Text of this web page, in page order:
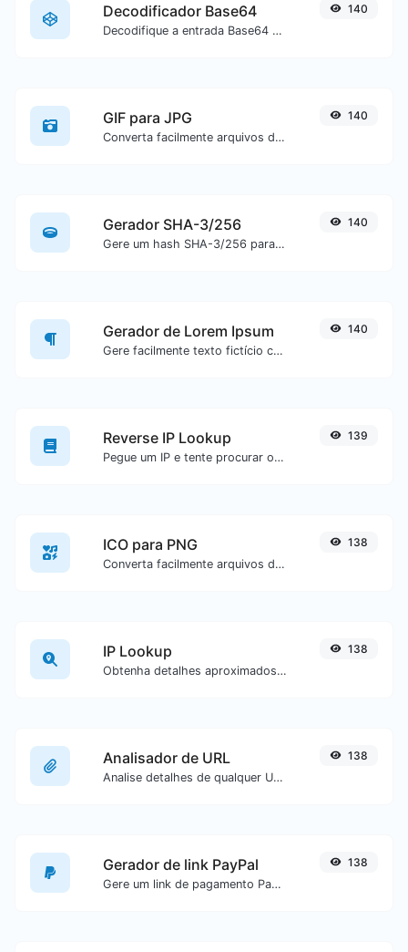
Decodificador Base64
Decodifique a entrada Base64 de volta para texto.
140
GIF para JPG
Converta facilmente arquivos de imagem GIF para JPG.
140
Gerador SHA-3/256
Gere um hash SHA-3/256 para qualquer entrada de texto.
140
Gerador de Lorem Ipsum
Gere facilmente texto fictício com o gerador Lorem Ipsum.
140
Reverse IP Lookup
Pegue um IP e tente procurar o domínio/host associado a ele.
139
ICO para PNG
Converta facilmente arquivos de imagem ICO para PNG.
138
IP Lookup
Obtenha detalhes aproximados de IP.
138
Analisador de URL
Analise detalhes de qualquer URL.
138
Gerador de link PayPal
Gere um link de pagamento PayPal com facilidade.
138